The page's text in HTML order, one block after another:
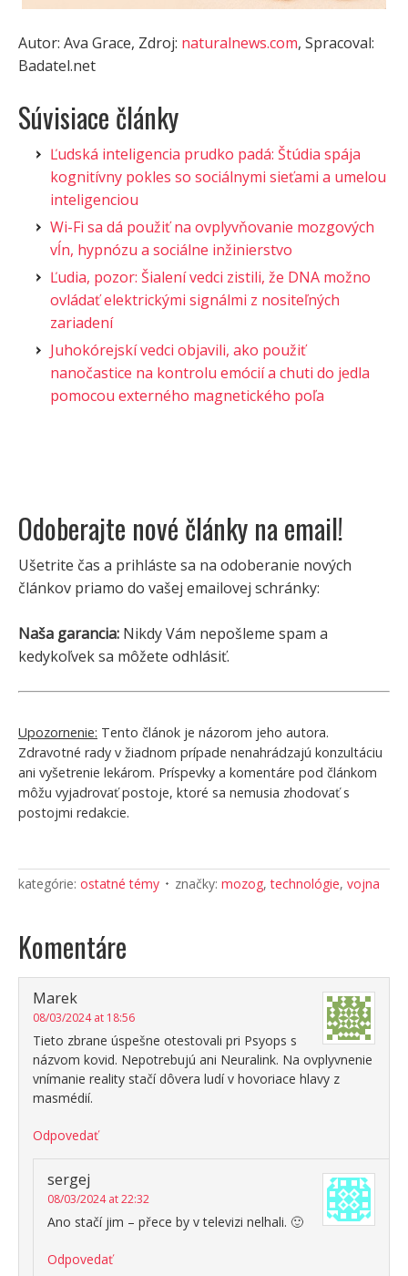
Autor: Ava Grace, Zdroj: naturalnews.com, Spracoval:
Badatel.net
Súvisiace články
Ľudská inteligencia prudko padá: Štúdia spája
kognitívny pokles so sociálnymi sieťami a umelou
inteligenciou
Wi-Fi sa dá použiť na ovplyvňovanie mozgových
vĺn, hypnózu a sociálne inžinierstvo
Ľudia, pozor: Šialení vedci zistili, že DNA možno
ovládať elektrickými signálmi z nositeľných
zariadení
Juhokórejskí vedci objavili, ako použiť
nanočastice na kontrolu emócií a chuti do jedla
pomocou externého magnetického poľa
Odoberajte nové články na email!
Ušetrite čas a prihláste sa na odoberanie nových
článkov priamo do vašej emailovej schránky:
Naša garancia: Nikdy Vám nepošleme spam a
kedykoľvek sa môžete odhlásiť.
Upozornenie: Tento článok je názorom jeho autora.
Zdravotné rady v žiadnom prípade nenahrádzajú konzultáciu
ani vyšetrenie lekárom. Príspevky a komentáre pod článkom
môžu vyjadrovať postoje, ktoré sa nemusia zhodovať s
postojmi redakcie.
kategórie: ostatné témy značky: mozog,technológie, vojna
Komentáre
Marek
08/03/2024 at 18:56
Tieto zbrane úspešne otestovali pri Psyops s
názvom kovid. Nepotrebujú ani Neuralink. Na ovplyvnenie
vnímanie reality stačí dôvera ludí v hovoriace hlavy z
masmédií.
Odpovedať
sergej
08/03/2024 at 22:32
Ano stačí jim – přece by v televizi nelhali. 🙂
Odpovedať